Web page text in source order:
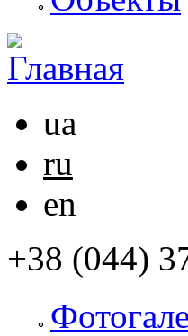
ua
ru
en
+38 (044)